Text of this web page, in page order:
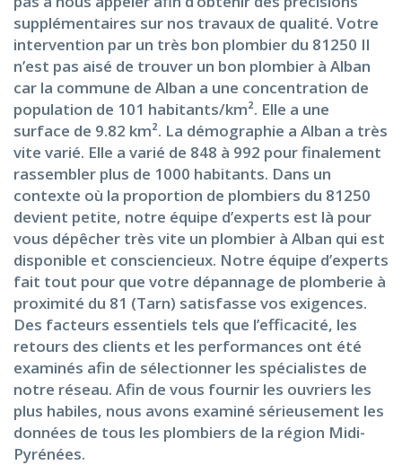
supplémentaires sur nos travaux de qualité. Votre
intervention par un très bon plombier du 81250 Il
n’est pas aisé de trouver un bon plombier à Alban
car la commune de Alban a une concentration de
population de 101 habitants/km². Elle a une
surface de 9.82 km². La démographie a Alban a très
vite varié. Elle a varié de 848 à 992 pour finalement
rassembler plus de 1000 habitants. Dans un
contexte où la proportion de plombiers du 81250
devient petite, notre équipe d’experts est là pour
vous dépêcher très vite un plombier à Alban qui est
disponible et consciencieux. Notre équipe d’experts
fait tout pour que votre dépannage de plomberie à
proximité du 81 (Tarn) satisfasse vos exigences.
Des facteurs essentiels tels que l’efficacité, les
retours des clients et les performances ont été
examinés afin de sélectionner les spécialistes de
notre réseau. Afin de vous fournir les ouvriers les
plus habiles, nous avons examiné sérieusement les
données de tous les plombiers de la région Midi-
Pyrénées.